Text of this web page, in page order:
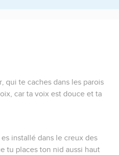
qui te caches dans les parois
car ta voix est douce et ta
installé dans le creux des
tu places ton nid aussi haut